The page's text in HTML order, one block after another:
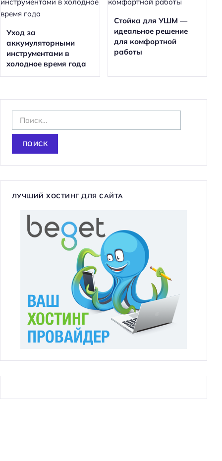
Уход за
аккумуляторными
инструментами в
холодное время года
Стойка для УШМ —
идеальное решение
для комфортной
работы
а
и
ЛУЧШИЙ ХОСТИНГ ДЛЯ САЙТА